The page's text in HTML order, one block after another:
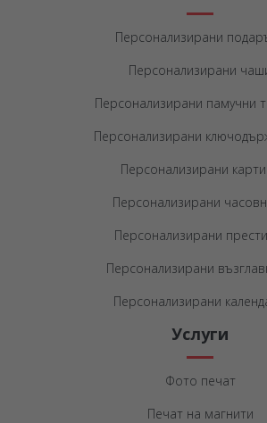
Персонализирани
Персонализирани
Персонализирани памучни
Персонализирани
Персонализирани
Персонализирани
Персонализирани
Персонализирани
Персонализирани
Услуги
Фото печат
Печат на магнити